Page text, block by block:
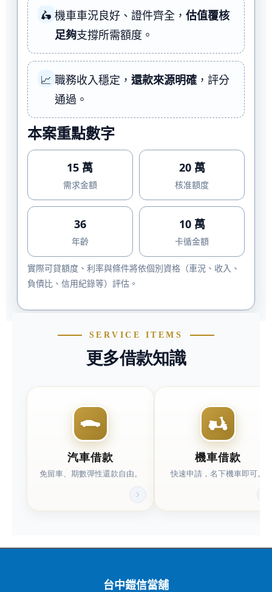
🛵 機車車況良好、證件齊全， 估值覆核
足夠支撐所需額度。
📈 職務收入穩定， 還款來源明確，評分
通過。
本案重點數字
15 萬
需求金額
20 萬
核准額度
36
年齡
10 萬
卡循金額
實際可貸額度、利率與條件將依個別資格（車況、收入、
負債比、信用紀錄等）評估。
快速分類連結(左右可滑動)SERVICE ITEMS
更多借款知識
汽車借款
免留車、期數彈性還款自由。
機車借款
快速申請，名下機車即可。
台中鎧信當舖